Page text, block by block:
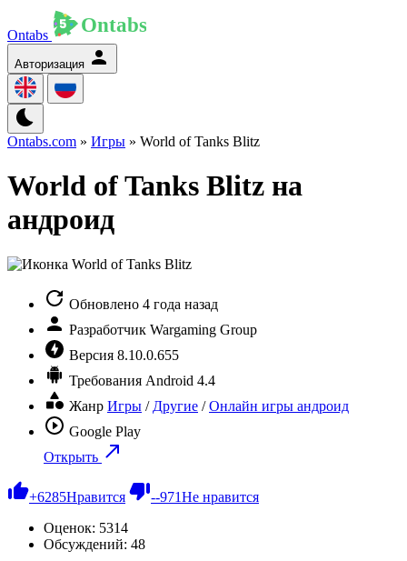
Ontabs
Авторизация
Ontabs.com » Игры » World of Tanks Blitz
World of Tanks Blitz на
андроид
Обновлено 4 года назад
Разработчик Wargaming Group
Версия 8.10.0.655
Требования Android 4.4
Жанр Игры / Другие /Онлайн игры андроид
Google Play
Открыть
+6285Нравится --971Не нравится
Оценок: 5314
Обсуждений: 48